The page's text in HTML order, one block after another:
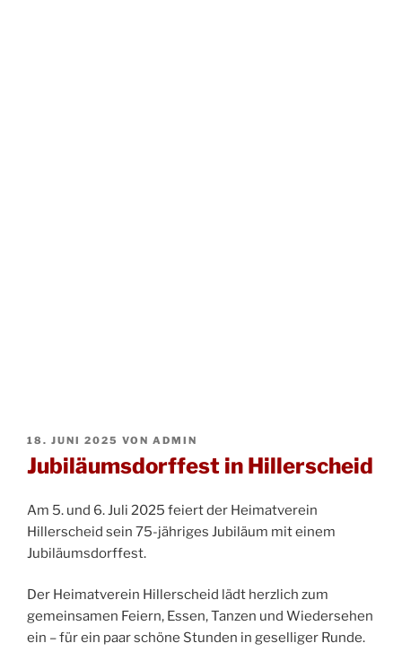
VERÖFFENTLICHT
AM
18. JUNI 2025 VON ADMIN
Jubiläumsdorffest in Hillerscheid
Am 5. und 6. Juli 2025 feiert der Heimatverein
Hillerscheid sein 75-jähriges Jubiläum mit einem
Jubiläumsdorffest.
Der Heimatverein Hillerscheid lädt herzlich zum
gemeinsamen Feiern, Essen, Tanzen und Wiedersehen
ein – für ein paar schöne Stunden in geselliger Runde.